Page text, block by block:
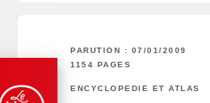
PARUTION : 07/01/2009
1154 PAGES
ENCYCLOPÉDIE ET ATLAS